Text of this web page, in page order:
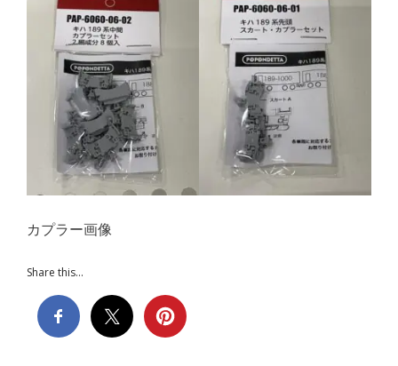
カプラー画像
Share this...